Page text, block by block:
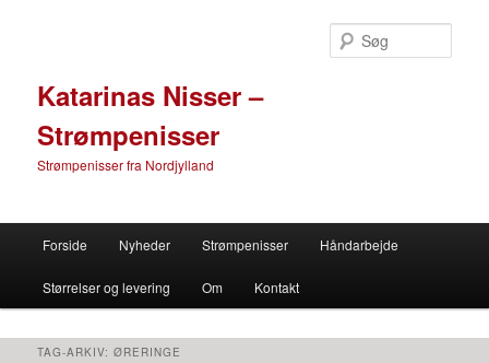
Katarinas Nisser –
Strømpenisser
Strømpenisser fra Nordjylland
Fortsæt til primære indhold
Fortsæt til sekundære indhold
Forside Nyheder Strømpenisser Håndarbejde
Størrelser og levering Om Kontakt
TAG-ARKIV:ØRERINGE